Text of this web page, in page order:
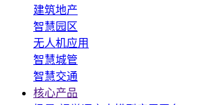
建筑地产
智慧园区
无人机应用
智慧城管
智慧交通
核心产品